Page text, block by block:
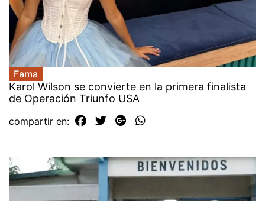
Fama
Karol Wilson se convierte en la primera finalista
de Operación Triunfo USA
compartir en: